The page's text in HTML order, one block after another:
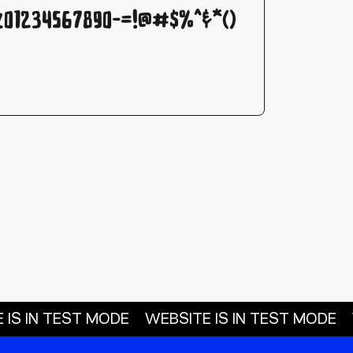
=!@#$%^&*()
IS IN TEST MODE WEBSITE IS IN TEST MODE